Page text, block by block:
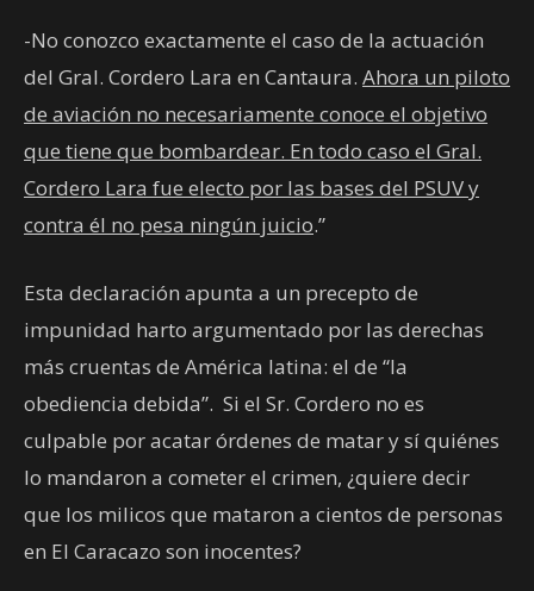
-No conozco exactamente el caso de la actuación
del Gral. Cordero Lara en Cantaura. Ahora un piloto
de aviación no necesariamente conoce el objetivo
que tiene que bombardear. En todo caso el Gral.
Cordero Lara fue electo por las bases del PSUV y
contra él no pesa ningún juicio.”
Esta declaración apunta a un precepto de
impunidad harto argumentado por las derechas
más cruentas de América latina: el de “la
obediencia debida”. Si el Sr. Cordero no es
culpable por acatar órdenes de matar y sí quiénes
lo mandaron a cometer el crimen, ¿quiere decir
que los milicos que mataron a cientos de personas
en El Caracazo son inocentes?